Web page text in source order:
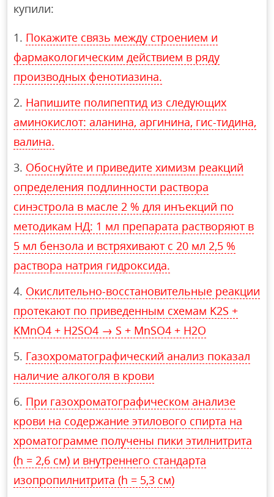
купили:
Покажите связь между строением и
фармакологическим действием в ряду
производных фенотиазина.
Напишите полипептид из следующих
аминокислот: аланина, аргинина, гис-тидина,
валина.
Обоснуйте и приведите химизм реакций
определения подлинности раствора
синэстрола в масле 2 % для инъекций по
методикам НД: 1 мл препарата растворяют в
5 мл бензола и встряхивают с 20 мл 2,5 %
раствора натрия гидроксида.
Окислительно-восстановительные реакции
протекают по приведенным схемам K2S +
KMnO4 + H2SO4 → S + MnSO4 + H2O
Газохроматографический анализ показал
наличие алкоголя в крови
При газохроматографическом анализе
крови на содержание этилового спирта на
хроматограмме получены пики этилнитрита
(h = 2,6 см) и внутреннего стандарта
изопропилнитрита (h = 5,3 см)